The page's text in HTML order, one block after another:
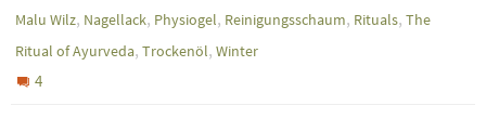
Malu Wilz, Nagellack, Physiogel, Reinigungsschaum, Rituals, The
Ritual of Ayurveda, Trockenöl, Winter
4